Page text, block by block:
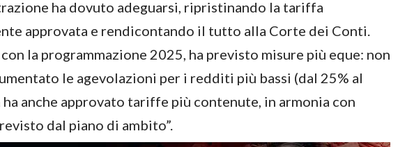
ha dovuto adeguarsi, ripristinando la tariffa
approvata e rendicontando il tutto alla Corte dei Conti.
la programmazione 2025, ha previsto misure più eque: non
le agevolazioni per i redditi più bassi (dal 25% al
ha anche approvato tariffe più contenute, in armonia con
dal piano di ambito”.